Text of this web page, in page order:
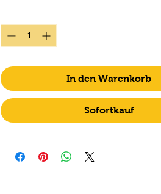
In den Warenkorb
Sofortkauf